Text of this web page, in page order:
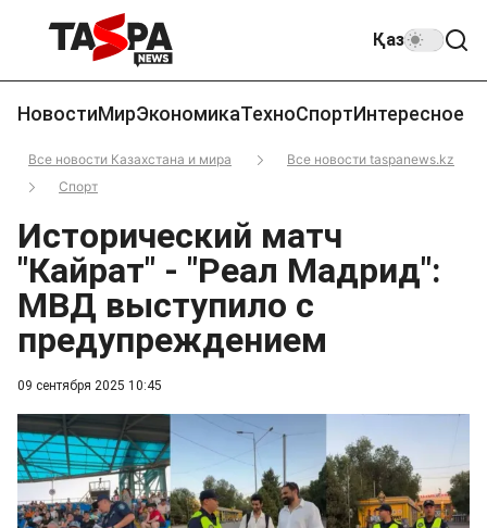
Қаз
НовостиМирЭкономикаТехноСпортИнтересное
Все новости Казахстана и мира
Все новости taspanews.kz
Спорт
09 сентября 2025 10:45
Исторический матч
"Кайрат" - "Реал Мадрид":
МВД выступило с
предупреждением